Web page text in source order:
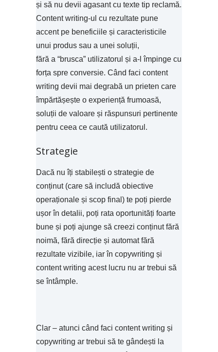
și să nu devii agasant cu texte tip reclamă.
Content writing-ul cu rezultate pune
accent pe beneficiile și caracteristicile
unui produs sau a unei soluții,
fără a “brusca” utilizatorul și a-l împinge cu
forța spre conversie. Când faci content
writing devii mai degrabă un prieten care
împărtășește o experiență frumoasă,
soluții de valoare și răspunsuri pertinente
pentru ceea ce caută utilizatorul.
Strategie
Dacă nu îți stabilești o strategie de
conținut (care să includă obiective
operaționale și scop final) te poți pierde
ușor în detalii, poți rata oportunități foarte
bune și poți ajunge să creezi conținut fără
noimă, fără direcție și automat fără
rezultate vizibile, iar în copywriting și
content writing acest lucru nu ar trebui să
se întâmple.
Clar – atunci când faci content writing și
copywriting ar trebui să te gândești la